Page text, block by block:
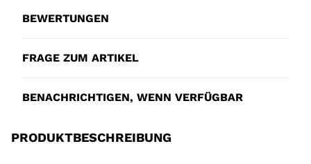
BEWERTUNGEN
FRAGE ZUM ARTIKEL
BENACHRICHTIGEN, WENN VERFÜGBAR
PRODUKTBESCHREIBUNG